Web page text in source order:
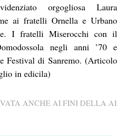
orgogliosa Laura
ai fratelli Ornella e Urbano
I fratelli Miserocchi con il
negli anni ’70 e
Festival di Sanremo. (Articolo
in edicila)
ANCHE AI FINI DELLA AI